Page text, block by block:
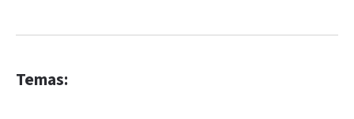
Temas: